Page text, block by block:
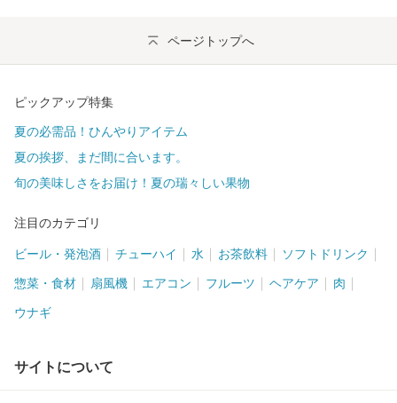
ページトップへ
ピックアップ特集
夏の必需品！ひんやりアイテム
夏の挨拶、まだ間に合います。
旬の美味しさをお届け！夏の瑞々しい果物
注目のカテゴリ
ビール・発泡酒 チューハイ 水 お茶飲料 ソフトドリンク
惣菜・食材 扇風機 エアコン フルーツ ヘアケア 肉
ウナギ
サイトについて